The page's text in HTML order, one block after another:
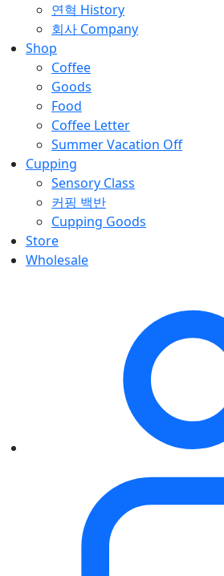
연혁 History
회사 Company
Shop
Coffee
Goods
Food
Coffee Letter
Summer Vacation Off
Cupping
Sensory Class
커핑 백반
Cupping Goods
Store
Wholesale